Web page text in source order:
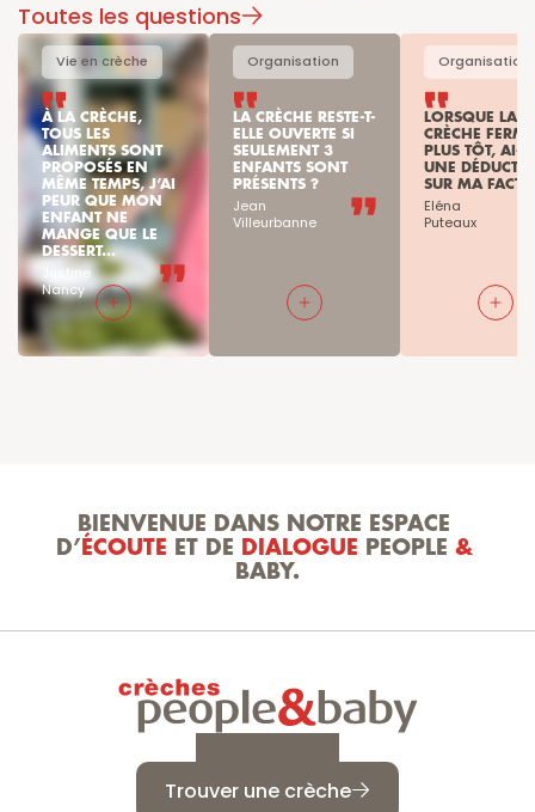
Toutes les questions
Vie en crèche
À LA CRÈCHE,
TOUS LES
ALIMENTS SONT
PROPOSÉS EN
MÊME TEMPS, J’AI
PEUR QUE MON
ENFANT NE
MANGE QUE LE
DESSERT...
Justine
Nancy
Organisation
LA CRÈCHE RESTE-T-
ELLE OUVERTE SI
SEULEMENT 3
ENFANTS SONT
PRÉSENTS ?
Jean
Villeurbanne
Organisation
LORSQUE LA
CRÈCHE FERME
PLUS TÔT, AI-
UNE
SUR MA
Eléna
Puteaux
BIENVENUE DANS NOTRE ESPACE
D’ ÉCOUTE ET DE DIALOGUE PEOPLE &
BABY.
Trouver une crèche